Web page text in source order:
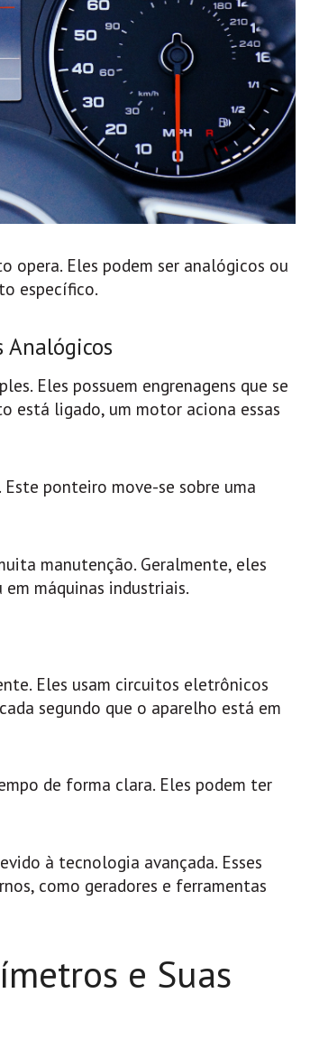
opera. Eles podem ser analógicos ou
específico.
Analógicos
Eles possuem engrenagens que se
está ligado, um motor aciona essas
ponteiro move-se sobre uma
manutenção. Geralmente, eles
máquinas industriais.
Eles usam circuitos eletrônicos
segundo que o aparelho está em
de forma clara. Eles podem ter
à tecnologia avançada. Esses
como geradores e ferramentas
e Suas